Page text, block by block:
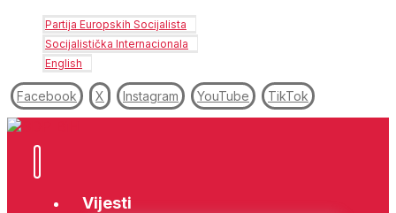
Partija Europskih Socijalista
Socijalistička Internacionala
English
Facebook X Instagram YouTube TikTok
Vijesti